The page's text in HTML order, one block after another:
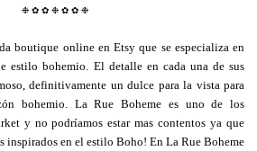
❉ ✿ ✿ ❉ ✿ ✿ ❉
boutique online en Etsy que se especializa en
estilo bohemio. El detalle en cada una de sus
definitivamente un dulce para la vista para
bohemio. La Rue Boheme es uno de los
y no podríamos estar mas contentos ya que
inspirados en el estilo Boho! En La Rue Boheme